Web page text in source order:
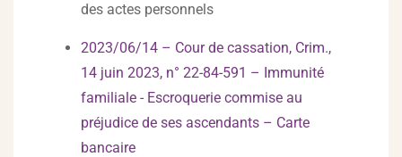
des actes personnels
2023/06/14 – Cour de cassation, Crim.,
14 juin 2023, n° 22-84-591 – Immunité
familiale - Escroquerie commise au
préjudice de ses ascendants – Carte
bancaire